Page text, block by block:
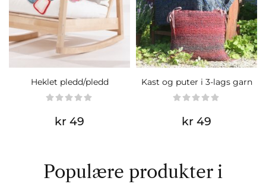
Heklet pledd/pledd
kr 49
Kast og puter i 3-lags garn
kr 49
Populære produkter i